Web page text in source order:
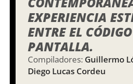
EXPERIENCIA
ENTRE EL
PANTALLA.
Compiladores: Guillermo
Diego Lucas Cordeu